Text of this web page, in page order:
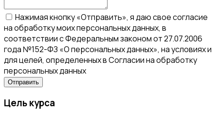
Нажимая кнопку «Отправить», я даю свое согласие
на обработку моих персональных данных, в
соответствии с Федеральным законом от 27.07.2006
года №152-ФЗ «О персональных данных», на условиях и
для целей, определенных в Согласии на обработку
персональных данных
Цель курса